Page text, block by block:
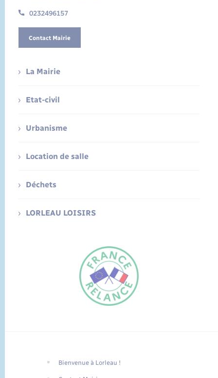
FR
0232496157
Contact Mairie
La Mairie
Etat-civil
Urbanisme
Location de salle
Déchets
LORLEAU LOISIRS
Bienvenue à Lorleau !